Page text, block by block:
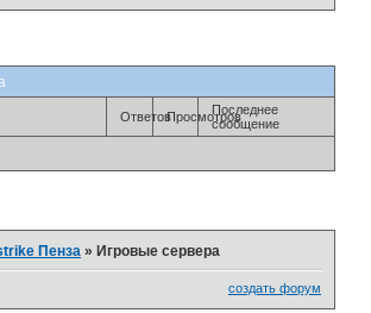
ОтветовПросмотровПоследнее
сообщение
Пенза »Игровые сервера
создать форум